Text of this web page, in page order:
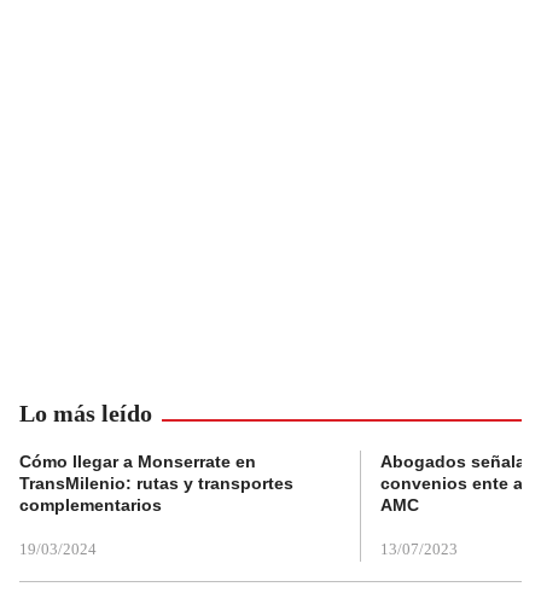
Lo más leído
Cómo llegar a Monserrate en
TransMilenio: rutas y transportes
complementarios
19/03/2024
Abogados
convenios ente
AMC
13/07/2023